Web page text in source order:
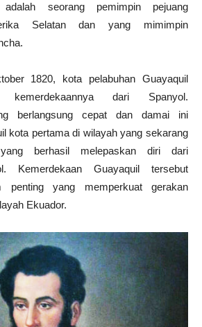
seorang pemimpin pejuang
Selatan dan yang mimimpin
1820, kota pelabuhan Guayaquil
kemerdekaannya dari Spanyol.
berlangsung cepat dan damai ini
kota pertama di wilayah yang sekarang
berhasil melepaskan diri dari
Kemerdekaan Guayaquil tersebut
penting yang memperkuat gerakan
Ekuador.